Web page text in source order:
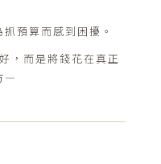
預算而感到困擾。
，而是將錢花在真正
—